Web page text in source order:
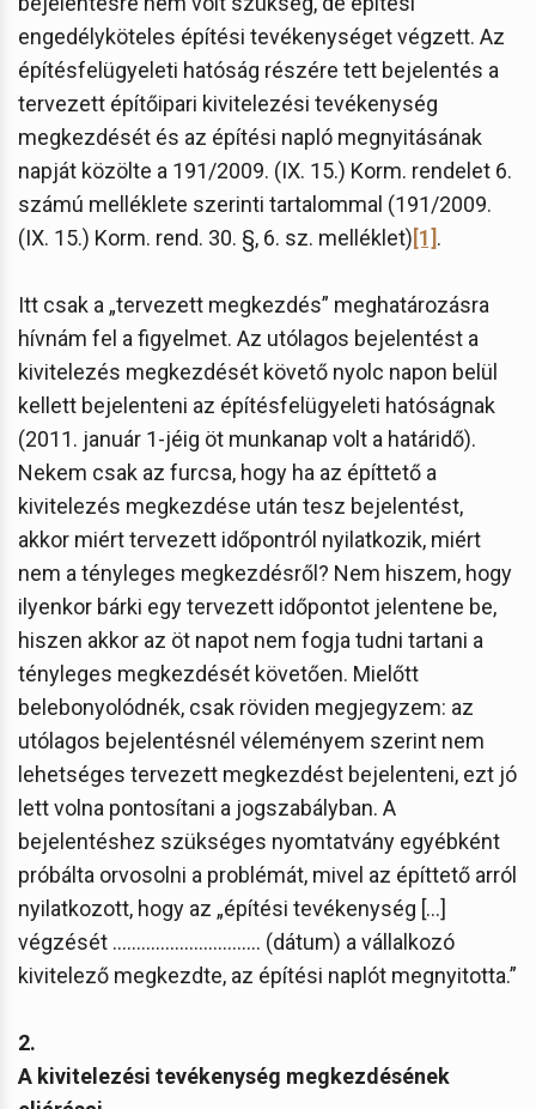
engedélyköteles építési tevékenységet végzett. Az
építésfelügyeleti hatóság részére tett bejelentés a
tervezett építőipari kivitelezési tevékenység
megkezdését és az építési napló megnyitásának
napját közölte a 191/2009. (IX. 15.) Korm. rendelet 6.
számú melléklete szerinti tartalommal (191/2009.
(IX. 15.) Korm. rend. 30. §, 6. sz. melléklet)[1].
Itt csak a „tervezett megkezdés” meghatározásra
hívnám fel a figyelmet. Az utólagos bejelentést a
kivitelezés megkezdését követő nyolc napon belül
kellett bejelenteni az építésfelügyeleti hatóságnak
(2011. január 1-jéig öt munkanap volt a határidő).
Nekem csak az furcsa, hogy ha az építtető a
kivitelezés megkezdése után tesz bejelentést,
akkor miért tervezett időpontról nyilatkozik, miért
nem a tényleges megkezdésről? Nem hiszem, hogy
ilyenkor bárki egy tervezett időpontot jelentene be,
hiszen akkor az öt napot nem fogja tudni tartani a
tényleges megkezdését követően. Mielőtt
belebonyolódnék, csak röviden megjegyzem: az
utólagos bejelentésnél véleményem szerint nem
lehetséges tervezett megkezdést bejelenteni, ezt jó
lett volna pontosítani a jogszabályban. A
bejelentéshez szükséges nyomtatvány egyébként
próbálta orvosolni a problémát, mivel az építtető arról
nyilatkozott, hogy az „építési tevékenység […]
végzését ............................... (dátum) a vállalkozó
kivitelező megkezdte, az építési naplót megnyitotta.”
2.
A kivitelezési tevékenység megkezdésének